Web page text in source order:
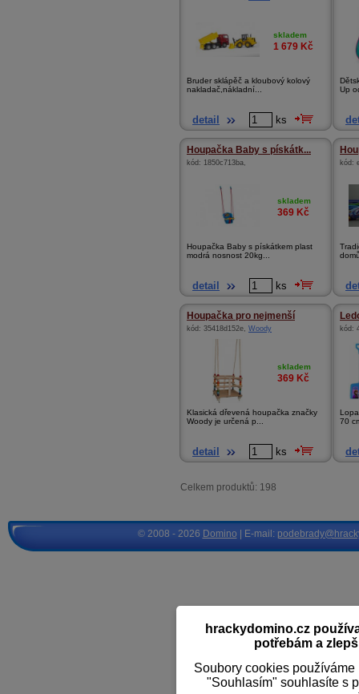
skladem
1 679 Kč
Bruder sklápěč a kloubový kolový
nakladač,nákladní...
detail ks
Up
Houpačka Baby s pískátk...
kód: 1850c713ba,
skladem
369 Kč
Houpačka Baby s pískátkem plast
modrá nosnost 20kg...
detail ks
kód:
Houpačka pro nejmenší
kód: 35418d152e, Woody
skladem
369 Kč
Klasická dřevená houpačka značky
Woody je určená p...
detail ks
kód:
70
Celkem produktů: 198
hrackydomino.cz
potřebám a
Soubory cookies
"Souhlasím" souhlasíte s
© 2008 - 2026 Domino | E-mail: